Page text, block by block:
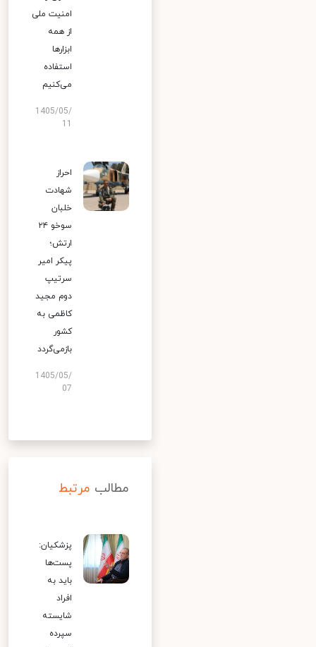
امنیت ملی
از همه
ابزارها
استفاده
می‌کنیم
1405/05/
احراز
شهادت
خلبان
سوخو ۲۴
ارتش؛
پیکر امیر
سرتیپ
دوم مجید
کاظمی به
کشور
بازمی‌گردد
1405/05/
07
مطالب مرتبط
پزشکیان:
پست‌ها
باید به
افراد
شایسته
سپرده